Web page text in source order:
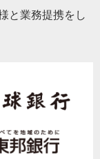
と業務提携をし